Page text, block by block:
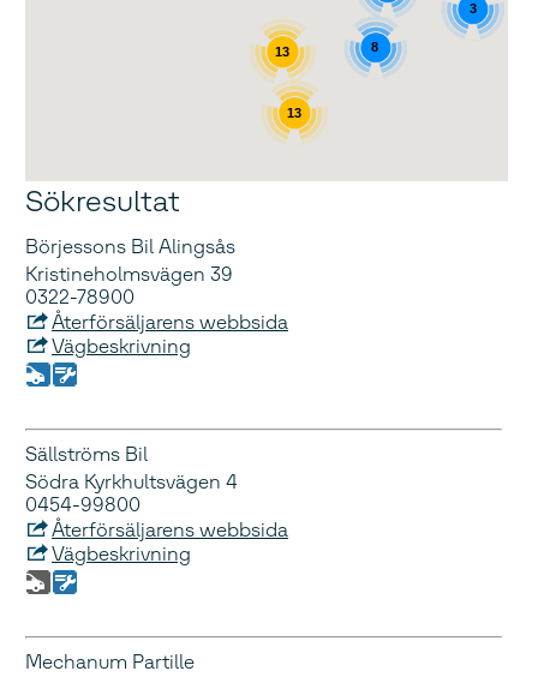
8
13
3
13
Sökresultat
Börjessons Bil Alingsås
Kristineholmsvägen 39
0322-78900
Återförsäljarens webbsida
Vägbeskrivning
Sällströms Bil
Södra Kyrkhultsvägen 4
0454-99800
Återförsäljarens webbsida
Vägbeskrivning
Mechanum Partille